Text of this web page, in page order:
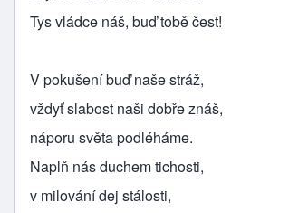
Tys vládce náš, buď tobě čest!
V pokušení buď naše stráž,
vždyť slabost naši dobře znáš,
náporu světa podléháme.
Naplň nás duchem tichosti,
v milování dej stálosti,